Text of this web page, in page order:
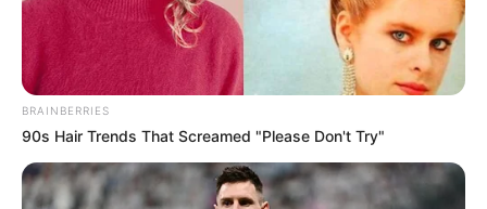
BRAINBERRIES
90s Hair Trends That Screamed "Please Don't Try"